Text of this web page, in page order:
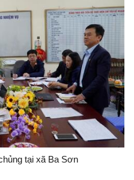
tại xã Ba Sơn